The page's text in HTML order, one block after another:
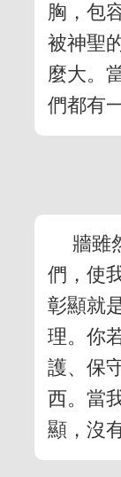
胸，包
被神聖
麼大。
們都有
牆雖
們，使
彰顯就
理。你
護、保
西。當
顯，沒